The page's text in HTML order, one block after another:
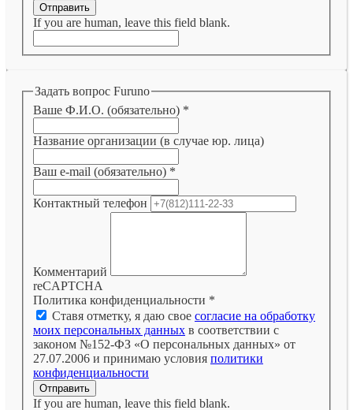
Отправить
If you are human, leave this field blank.
Задать вопрос Furuno
Ваше Ф.И.О. (обязательно) *
Название организации (в случае юр. лица)
Ваш e-mail (обязательно) *
Контактный телефон
Комментарий
reCAPTCHA
Политика конфиденциальности *
Ставя отметку, я даю свое согласие на обработку
моих персональных данных в соответствии с
законом №152-ФЗ «О персональных данных» от
27.07.2006 и принимаю условия политики
конфиденциальности
Отправить
If you are human, leave this field blank.